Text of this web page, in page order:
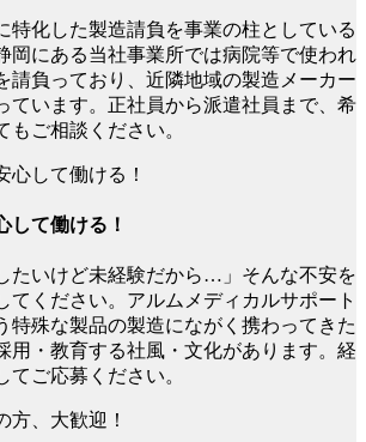
特化した製造請負を事業の柱としている
岡にある当社事業所では病院等で使われ
請負っており、近隣地域の製造メーカー
ています。正社員から派遣社員まで、希
ご相談ください。
して働ける！
たいけど未経験だから…」そんな不安を
てください。アルムメディカルサポート
特殊な製品の製造にながく携わってきた
用・教育する社風・文化があります。経
ご応募ください。